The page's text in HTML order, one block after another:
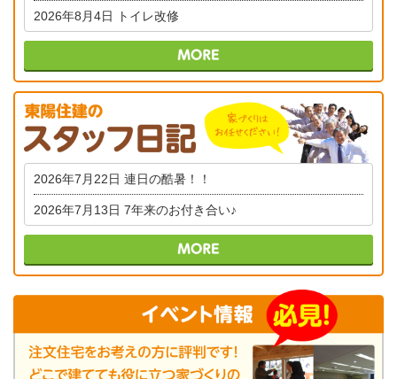
2026年8月4日 トイレ改修
2026年7月22日 連日の酷暑！！
2026年7月13日 7年来のお付き合い♪